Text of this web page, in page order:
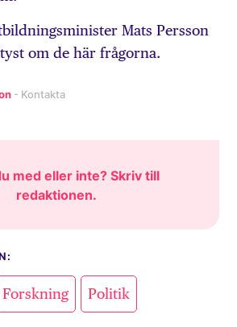
Mats Persson
om de här frågorna.
med eller inte? Skriv till
redaktionen.
Forskning Politik